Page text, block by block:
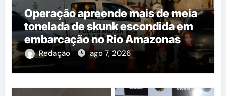
Operação apreende mais de meia
tonelada de skunk escondida em
embarcação no Rio Amazonas
Redação ago 7, 2026